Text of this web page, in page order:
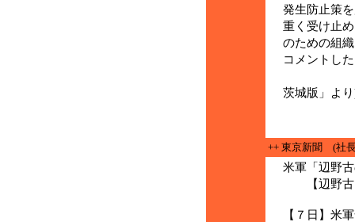
発生防止策
重く受け止
のための組
コメントし
茨城版」よ
++ 東京新聞 (社
米軍「辺野
【辺野古
【７日】米